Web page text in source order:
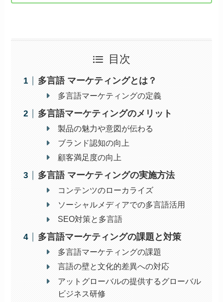
目次
多言語 マーケティングとは？
多言語マーケティングの定義
多言語マーケティングのメリット
製品の魅力や意図が伝わる
ブランド認知の向上
顧客満足度の向上
多言語 マーケティングの実施方法
コンテンツのローカライズ
ソーシャルメディアでの多言語活用
SEO対策と多言語
多言語マーケティングの課題と対策
多言語マーケティングの課題
言語の壁と文化的差異への対応
アットグローバルの提供するグローバル
ビジネス研修